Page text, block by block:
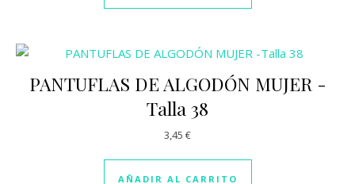
PANTUFLAS DE ALGODÓN MUJER -
Talla 38
3,45 €
AÑADIR AL CARRITO